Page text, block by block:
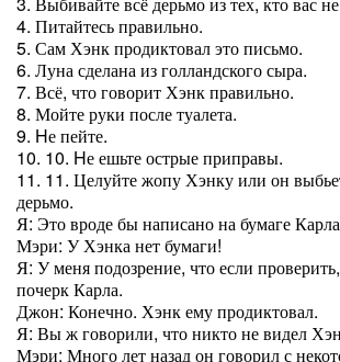
4. Питайтесь правильно.
5. Сам Хэнк продиктовал это письмо.
6. Луна сделана из голландского сыра.
7. Всё, что говорит Хэнк правильно.
8. Мойте руки после туалета.
9. Hе пейте.
10. 10. Hе ешьте острые приправы.
11. 11. Целуйте жопу Хэнку или он
дерьмо.
Я: Это вроде бы написано на бумаге
Мэри: У Хэнка нет бумаги!
Я: У меня подозрение, что если
почерк Карла.
Джон: Конечно. Хэнк ему продиктовал.
Я: Вы ж говорили, что никто не видел
Мэри: Много лет назад он говорил с